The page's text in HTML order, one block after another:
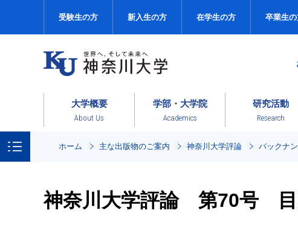
受験生の方 新入生の方 在学生の方 卒業生
大学概要
About Us
学部・大学院
Academics
研究活動
Research
ホーム 主な出版物のご案内 神奈川大学評論 バックナ
神奈川大学評論 第70号